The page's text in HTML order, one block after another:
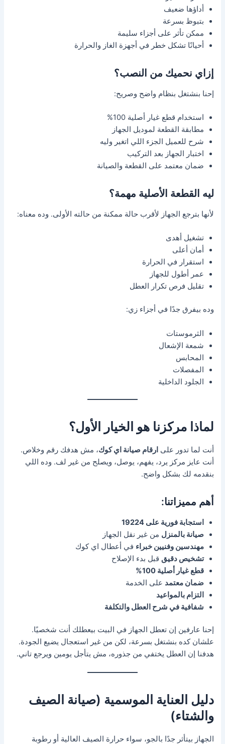
أداؤها ضعيف
بتبوظ بسرعة
ممكن تأثر على أجزاء سليمة
أحيانًا تشكل خطر في أجهزة الغاز والحرارة
إزاي نحميك من النصب؟
إحنا بنشتغل بنظام واضح وصريح:
استخدام قطع غيار أصلية 100%
مطابقة القطعة لموديل الجهاز
شرح للعميل الجزء اللي اتغير وليه
اختبار الجهاز بعد التركيب
ضمان معتمد على القطعة والصيانة
ليه القطعة الأصلية مهمة؟
لأنها بترجع الجهاز لأقرب حالة ممكنة من حالته الأولى. وده معناه:
تشغيل أهدى
أمان أعلى
استقرار في الحرارة
عمر أطول للجهاز
تقليل فرص تكرار العطل
وده بيفرق جدًا في أجزاء زي:
الثرموستات
شمعة الإشعال
المحابس
المفصلات
الجلود الداخلية
لماذا مركزنا هو الخيار الأول؟
أنت لما تدور على ارقام صيانة اي كوك، مش هدفك رقم وخلاص.
أنت عايز مركز يرد، يفهم، يوصل، ويصلح من غير لف. وده اللي
بنقدمه لك بشكل واضح.
أهم مميزاتنا:
استجابة فورية على 19224
صيانة بالمنزل من غير نقل الجهاز
مهندسين وفنيين خبراء في أعطال اي كوك
تشخيص دقيق قبل بدء الإصلاح
قطع غيار أصلية 100%
ضمان معتمد على الخدمة
التزام بالمواعيد
شفافية في شرح العطل والتكلفة
إحنا عارفين إن تعطل الجهاز في البيت بيعطلك أنت شخصيًا.
علشان كده بنشتغل بسرعة، لكن من غير استعجال يضيع الجودة.
هدفنا إن العطل يختفي من جذوره، مش يتأجل يومين ويرجع تاني.
دليل العناية الموسمية (صيانة الصيف
والشتاء)
الجهاز بيتأثر جدًا بالجو، سواء حرارة الصيف العالية أو رطوبة